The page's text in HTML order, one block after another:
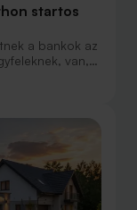
startos
a bankok az
van,
is össze lehet